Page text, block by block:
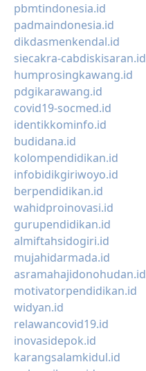
pbmtindonesia.id
padmaindonesia.id
dikdasmenkendal.id
siecakra-cabdiskisaran.id
humprosingkawang.id
pdgikarawang.id
covid19-socmed.id
identikkominfo.id
budidana.id
kolompendidikan.id
infobidikgiriwoyo.id
berpendidikan.id
wahidproinovasi.id
gurupendidikan.id
almiftahsidogiri.id
mujahidarmada.id
asramahajidonohudan.id
motivatorpendidikan.id
widyan.id
relawancovid19.id
inovasidepok.id
karangsalamkidul.id